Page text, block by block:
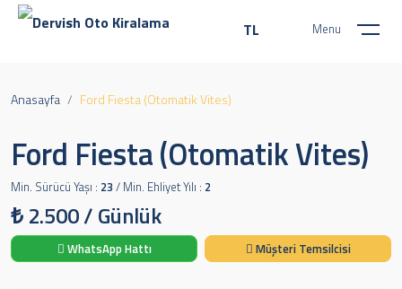
Menu
TL
Hakkımızda
Sıkça Sorulan Sorular
Araç Listesi
Haberler
İletişim
Konya YHT Tren Garı Tarihi
Ana Sitemiz
Anasayfa Ford Fiesta (Otomatik Vites)
Ford Fiesta (Otomatik Vites)
Min. Sürücü Yaşı : 23 / Min. Ehliyet Yılı : 2
₺2.500/ Günlük
WhatsApp Hattı Müşteri Temsilcisi